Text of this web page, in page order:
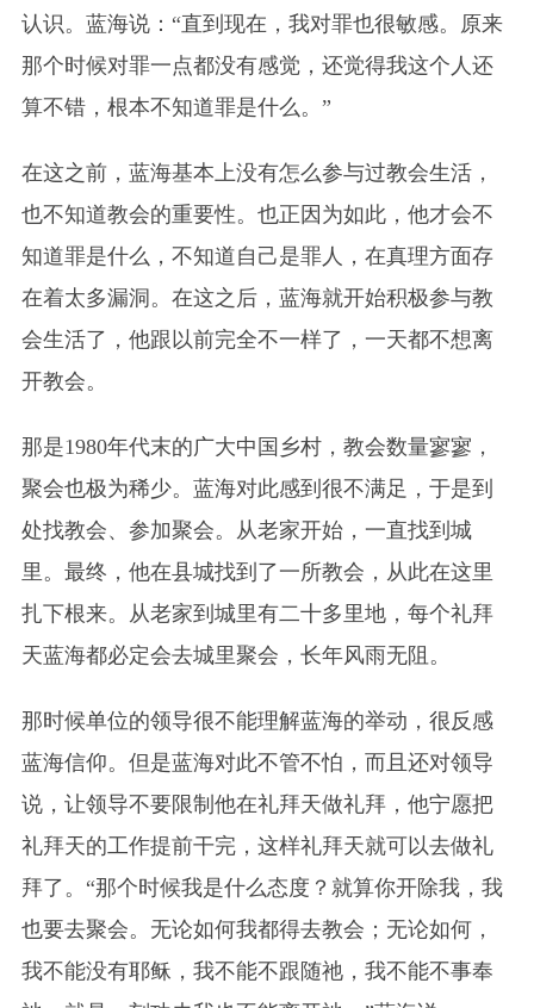
认识。蓝海说：“直到现在，我对罪也很敏感。原来
那个时候对罪一点都没有感觉，还觉得我这个人还
算不错，根本不知道罪是什么。”
在这之前，蓝海基本上没有怎么参与过教会生活，
也不知道教会的重要性。也正因为如此，他才会不
知道罪是什么，不知道自己是罪人，在真理方面存
在着太多漏洞。在这之后，蓝海就开始积极参与教
会生活了，他跟以前完全不一样了，一天都不想离
开教会。
那是1980年代末的广大中国乡村，教会数量寥寥，
聚会也极为稀少。蓝海对此感到很不满足，于是到
处找教会、参加聚会。从老家开始，一直找到城
里。最终，他在县城找到了一所教会，从此在这里
扎下根来。从老家到城里有二十多里地，每个礼拜
天蓝海都必定会去城里聚会，长年风雨无阻。
那时候单位的领导很不能理解蓝海的举动，很反感
蓝海信仰。但是蓝海对此不管不怕，而且还对领导
说，让领导不要限制他在礼拜天做礼拜，他宁愿把
礼拜天的工作提前干完，这样礼拜天就可以去做礼
拜了。“那个时候我是什么态度？就算你开除我，我
也要去聚会。无论如何我都得去教会；无论如何，
我不能没有耶稣，我不能不跟随祂，我不能不事奉